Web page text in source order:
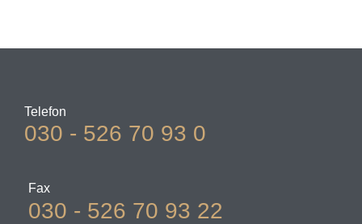
Telefon
030 - 526 70 93 0
Fax
030 - 526 70 93 22